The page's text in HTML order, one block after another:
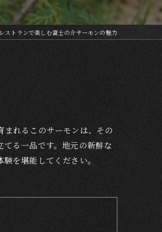
ストランで楽しむ富士の介サーモンの魅力
れるこのサーモンは、その
る一品です。地元の新鮮な
を堪能してください。